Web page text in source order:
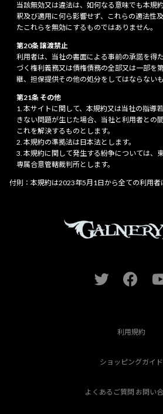
当該無効又は違法は、如何なる意味でも本規
釈及び適用に何ら影響せず、これらの適法性
たこれらを無効にするものではありません。
第20条 譲渡禁止
利用者は、当社の書面による事前の承諾を得
づく権利義務又は債権債務の全部又は一部を
継、担保提供その他の処分をしてはならないも
第21条 その他
本サイトに関して、本規約又は当社の指導
きない問題が生じた場合、当社と利用者との
これを解決するものとします。
本規約の準拠法は日本法とします。
本規約に関して発生する紛争については、
専属合意管轄裁判所とします。
付則：本規約は2023年5月1日から全ての利用者
利用規約
ショッピングガイド
よくあるご質問 お問い